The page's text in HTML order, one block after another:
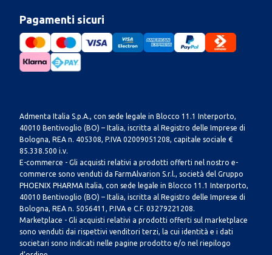
Pagamenti sicuri
Admenta Italia S.p.A., con sede legale in Blocco 11.1 Interporto,
40010 Bentivoglio (BO) – Italia, iscritta al Registro delle Imprese di
Bologna, REA n. 405308, P.IVA 02009051208, capitale sociale €
85.338.500 i.v.
E-commerce - Gli acquisti relativi a prodotti offerti nel nostro e-
commerce sono venduti da FarmAlvarion S.r.l., società del Gruppo
PHOENIX PHARMA Italia, con sede legale in Blocco 11.1 Interporto,
40010 Bentivoglio (BO) – Italia, iscritta al Registro delle Imprese di
Bologna, REA n. 5056411, P.IVA e C.F. 03279221208.
Marketplace - Gli acquisti relativi a prodotti offerti sul marketplace
sono venduti dai rispettivi venditori terzi, la cui identità e i dati
societari sono indicati nelle pagine prodotto e/o nel riepilogo